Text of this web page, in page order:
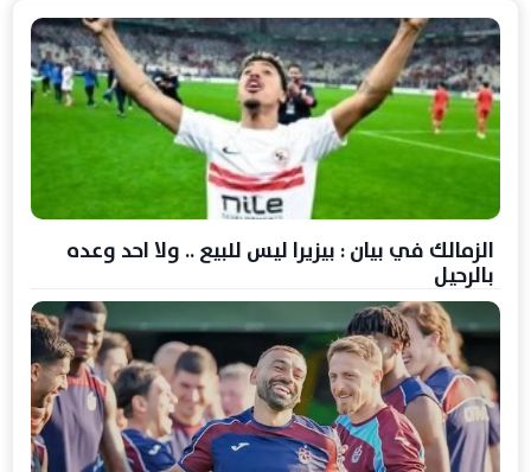
الزمالك في بيان : بيزيرا ليس للبيع .. ولا احد وعده
بالرحيل